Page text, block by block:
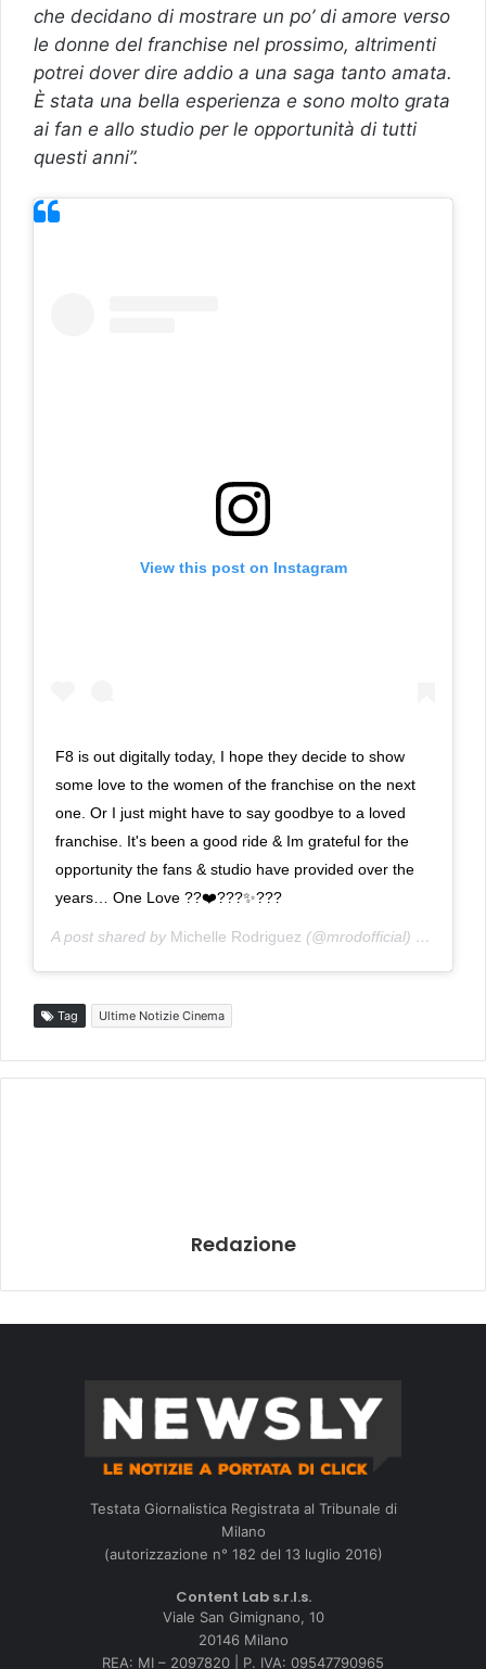
che decidano di mostrare un po’ di amore verso
le donne del franchise nel prossimo, altrimenti
potrei dover dire addio a una saga tanto amata.
È stata una bella esperienza e sono molto grata
ai fan e allo studio per le opportunità di tutti
questi anni”.
View this post on Instagram
F8 is out digitally today, I hope they decide to show
some love to the women of the franchise on the next
one. Or I just might have to say goodbye to a loved
franchise. It's been a good ride & Im grateful for the
opportunity the fans & studio have provided over the
years… One Love ??❤️???✨???
A post shared by Michelle Rodriguez (@mrodofficial) on
Tag Ultime Notizie Cinema
Redazione
Testata Giornalistica Registrata al Tribunale di
Milano
(autorizzazione n° 182 del 13 luglio 2016)
Content Lab s.r.l.s.
Viale San Gimignano, 10
20146 Milano
REA: MI – 2097820 | P. IVA: 09547790965